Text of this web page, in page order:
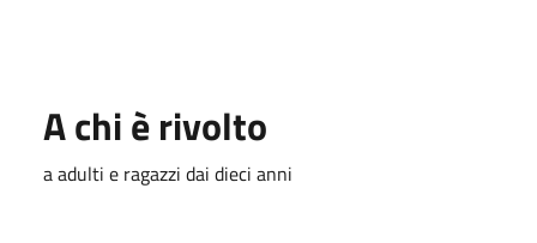
A chi è rivolto
a adulti e ragazzi dai dieci anni